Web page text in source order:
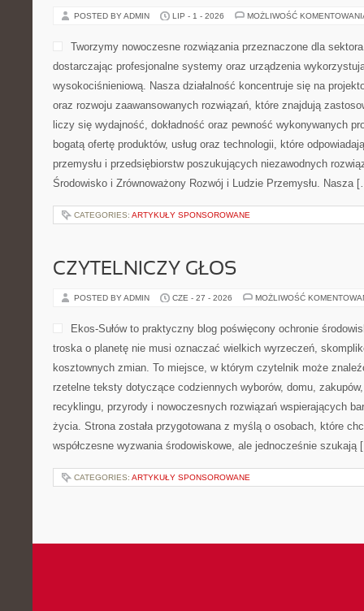
POSTED BY ADMIN LIP - 1 - 2026 MOŻLIWOŚĆ
Tworzymy nowoczesne rozwiązania przeznaczone dla
dostarczając profesjonalne systemy oraz urządzenia
wysokociśnieniową. Nasza działalność koncentruje się na
oraz rozwoju zaawansowanych rozwiązań, które znajdują
liczy się wydajność, dokładność oraz pewność wykonywanych
bogatą ofertę produktów, usług oraz technologii, które
przemysłu i przedsiębiorstw poszukujących niezawodnych
Środowisko i Zrównoważony Rozwój i Ludzie Przemysłu. Nasza
CATEGORIES: ARTYKUŁY SPONSOROWANE
CZYTELNICZY GŁOS
POSTED BY ADMIN CZE - 27 - 2026 MOŻLIWOŚĆ
Ekos-Sułów to praktyczny blog poświęcony ochronie
troska o planetę nie musi oznaczać wielkich wyrzeczeń,
kosztownych zmian. To miejsce, w którym czytelnik może
rzetelne teksty dotyczące codziennych wyborów, domu,
recyklingu, przyrody i nowoczesnych rozwiązań wspierających
życia. Strona została przygotowana z myślą o osobach, które
współczesne wyzwania środowiskowe, ale jednocześnie
CATEGORIES: ARTYKUŁY SPONSOROWANE